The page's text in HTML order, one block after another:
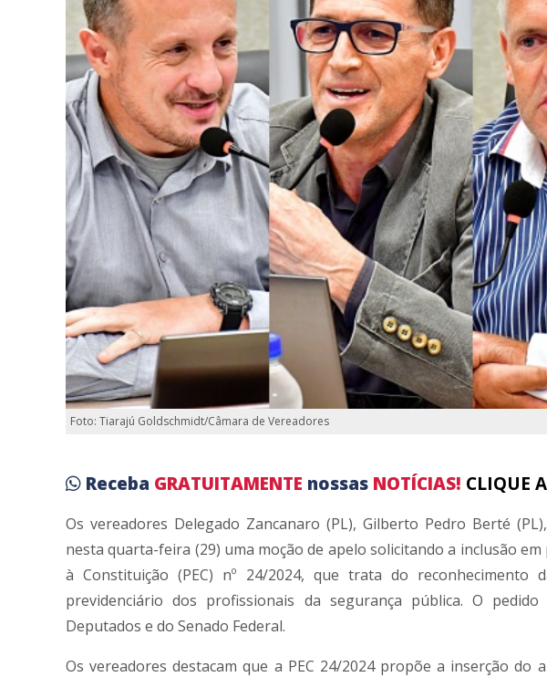
Foto: Tiarajú Goldschmidt/Câmara de Vereadores
Receba GRATUITAMENTE nossas NOTÍCIAS! CLIQUE
Os vereadores Delegado Zancanaro (PL), Gilberto Pedro Berté
nesta quarta-feira (29) uma moção de apelo solicitando a inclusão
à Constituição (PEC) nº 24/2024, que trata do
previdenciário dos profissionais da segurança pública. O
Deputados e do Senado Federal.
Os vereadores destacam que a PEC 24/2024 propõe a inserção do